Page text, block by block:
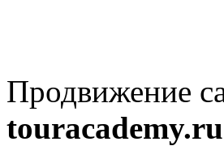
Продвижение
touracademy.ru